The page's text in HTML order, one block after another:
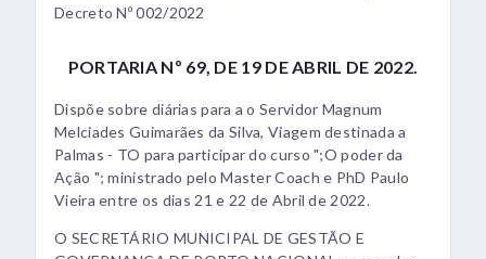
Decreto Nº 002/2022
PORTARIA Nº 69, DE 19 DE ABRIL DE 2022.
Dispõe sobre diárias para a o Servidor Magnum
Melciades Guimarães da Silva, Viagem destinada a
Palmas - TO para participar do curso ";O poder da
Ação "; ministrado pelo Master Coach e PhD Paulo
Vieira entre os dias 21 e 22 de Abril de 2022.
O SECRETÁRIO MUNICIPAL DE GESTÃO E